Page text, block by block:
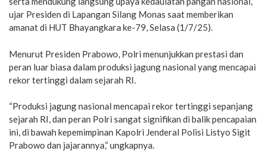
ujar Presiden di Lapangan Silang Monas saat memberikan
amanat di HUT Bhayangkara ke-79, Selasa (1/7/25).
Menurut Presiden Prabowo, Polri menunjukkan prestasi dan
peran luar biasa dalam produksi jagung nasional yang mencapai
rekor tertinggi dalam sejarah RI.
“Produksi jagung nasional mencapai rekor tertinggi sepanjang
sejarah RI, dan peran Polri sangat signifikan di balik pencapaian
ini, di bawah kepemimpinan Kapolri Jenderal Polisi Listyo Sigit
Prabowo dan jajarannya,” ungkapnya.